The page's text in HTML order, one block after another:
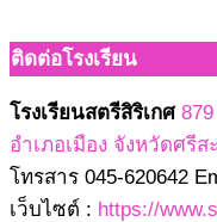
ติดต่อโรงเรียน
โรงเรียนสตรีสิริเกศ
อำเภอเมือง จังหวัดศรีส
โทรสาร 045-620642
เว็บไซต์ : https://